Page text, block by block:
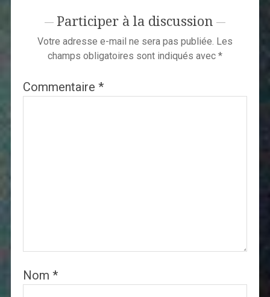
Participer à la discussion
Votre adresse e-mail ne sera pas publiée. Les
champs obligatoires sont indiqués avec *
Commentaire *
Nom *